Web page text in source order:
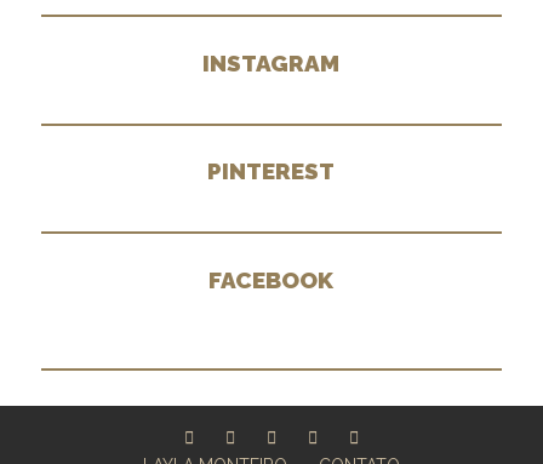
INSTAGRAM
PINTEREST
FACEBOOK